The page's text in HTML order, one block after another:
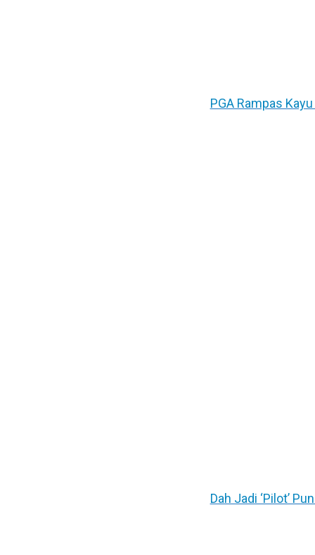
PGA Rampas
Dah Jadi ‘Pilot’